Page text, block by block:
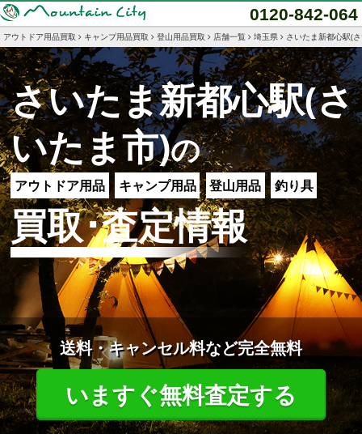
0120-842-064
アウトドア用品買取 キャンプ用品買取 登山用品買取 店舗一覧 埼玉県 さいたま新都心駅(
さいたま新都心駅(さ
いたま市)の
アウトドア用品 キャンプ用品 登山用品 釣り具
買取･査定情報
送料・キャンセル料など完全無料
いますぐ無料査定する